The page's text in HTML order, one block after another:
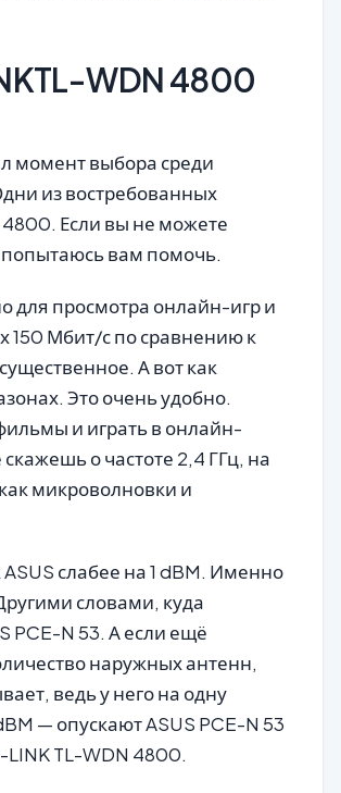
WDN 4800
момент выбора среди
из востребованных
4800. Если вы не можете
попытаюсь вам помочь.
для просмотра онлайн-игр и
150 Мбит/с по сравнению к
А вот как
Это очень удобно.
и играть в онлайн-
о частоте 2,4 ГГц, на
микроволновки и
слабее на 1 dBM. Именно
словами, куда
PCE-N 53. А если ещё
наружных антенн,
ведь у него на одну
— опускают ASUS PCE-N 53
LINK TL-WDN 4800.